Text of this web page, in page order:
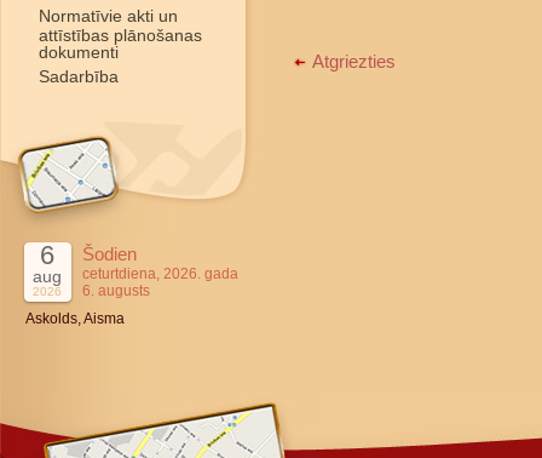
Normatīvie akti un
attīstības plānošanas
dokumenti
Sadarbība
6
aug
2026
Šodien
ceturtdiena, 2026. gada
6. augusts
Askolds, Aisma
Atgriezties